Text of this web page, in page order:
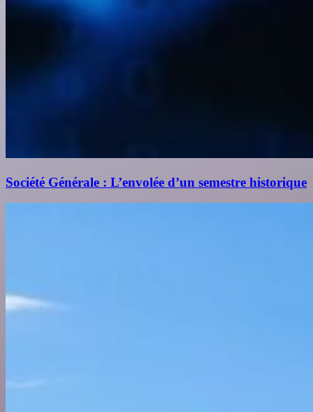
Société Générale : L’envolée d’un semestre historique